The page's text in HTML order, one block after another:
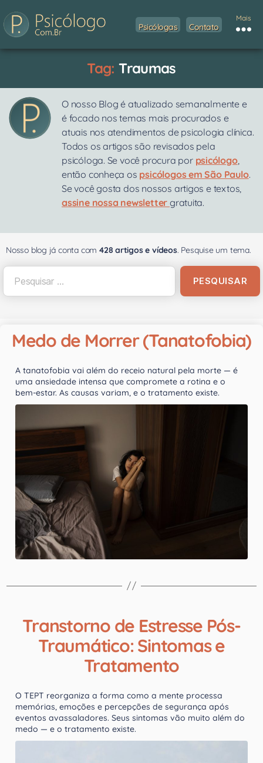
Psicólogas Contato
Mais
Tag: Traumas
O nosso Blog é atualizado semanalmente e
é focado nos temas mais procurados e
atuais nos atendimentos de psicologia clínica.
Todos os artigos são revisados pela
psicóloga. Se você procura por psicólogo,
então conheça os psicólogos em São Paulo.
Se você gosta dos nossos artigos e textos,
assine nossa newsletter gratuita.
Nosso blog já conta com 428 artigos e vídeos. Pesquise um tema.
Medo de Morrer (Tanatofobia)
A tanatofobia vai além do receio natural pela morte — é
uma ansiedade intensa que compromete a rotina e o
bem-estar. As causas variam, e o tratamento existe.
Transtorno de Estresse Pós-
Traumático: Sintomas e
Tratamento
O TEPT reorganiza a forma como a mente processa
memórias, emoções e percepções de segurança após
eventos avassaladores. Seus sintomas vão muito além do
medo — e o tratamento existe.